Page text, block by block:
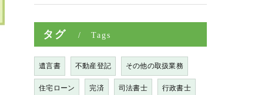
タグ Tags
遺言書 不動産登記 その他の取扱業務
住宅ローン 完済 司法書士 行政書士